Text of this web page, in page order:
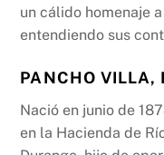
un cálido homenaje
entendiendo sus
PANCHO VILLA,
Nació en junio de
en la Hacienda de